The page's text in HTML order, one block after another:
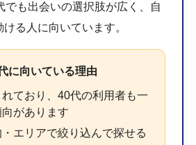
でも出会いの選択肢が広く、自
る人に向いています。
に向いている理由
ており、40代の利用者も一
があります
エリアで絞り込んで探せる